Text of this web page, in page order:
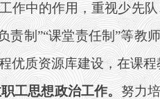
作中的作用，重视少先
责制”“课堂责任制”等
优质资源库建设，在课
工思想政治工作。努力